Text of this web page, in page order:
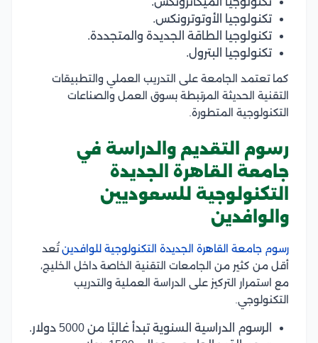
تكنولوجيا الأوتوترونكس.
تكنولوجيا الطاقة الجديدة والمتجددة.
تكنولوجيا البترول.
كما تعتمد الجامعة على التدريب العملي والتطبيقات
التقنية الحديثة المرتبطة بسوق العمل والصناعات
التكنولوجية المتطورة.
رسوم التقديم والدراسة في
جامعة القاهرة الجديدة
التكنولوجية للسعوديين
والوافدين
رسوم جامعة القاهرة الجديدة التكنولوجية للوافدينتُعد
أقل من كثير من الجامعات التقنية الخاصة داخل الخليج،
مع استمرار التركيز على الدراسة العملية والتدريب
التكنولوجي.
الرسوم الدراسية السنوية تبدأ غالبًا من 5000 دولار.